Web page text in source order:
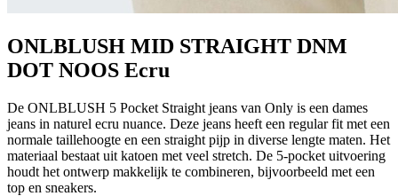
ONLBLUSH MID STRAIGHT DNM
DOT NOOS Ecru
De ONLBLUSH 5 Pocket Straight jeans van Only is een dames
jeans in naturel ecru nuance. Deze jeans heeft een regular fit met een
normale taillehoogte en een straight pijp in diverse lengte maten. Het
materiaal bestaat uit katoen met veel stretch. De 5-pocket uitvoering
houdt het ontwerp makkelijk te combineren, bijvoorbeeld met een
top en sneakers.